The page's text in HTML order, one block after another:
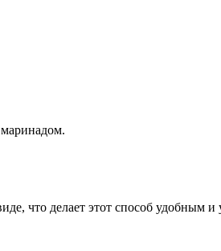
что делает этот способ удобным